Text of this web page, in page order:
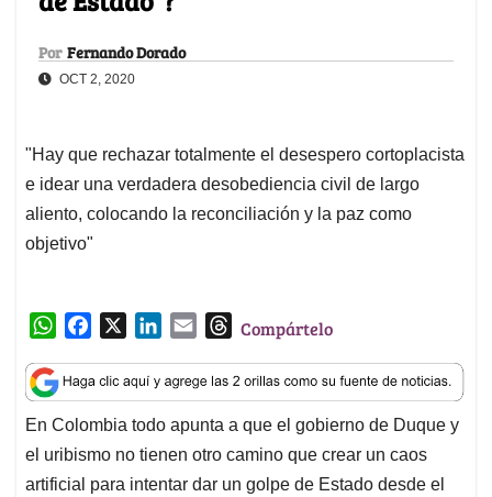
Por Fernando Dorado
OCT 2, 2020
"Hay que rechazar totalmente el desespero cortoplacista
e idear una verdadera desobediencia civil de largo
aliento, colocando la reconciliación y la paz como
objetivo"
W
a
t
s
A
p
c
e
b
o
o
n
k
e
d
I
a
i
l
T
r
e
a
d
s
Compártelo
En Colombia todo apunta a que el gobierno de Duque y
el uribismo no tienen otro camino que crear un caos
artificial para intentar dar un golpe de Estado desde el